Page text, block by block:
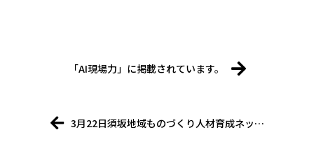
「AI現場力」に掲載されています。
3月22日須坂地域ものづくり人材育成ネッ…